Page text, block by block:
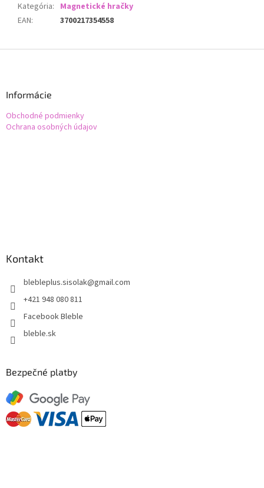
Kategória: Magnetické hračky
EAN: 3700217354558
Informácie
Obchodné podmienky
Ochrana osobných údajov
Kontakt
blebleplus.sisolak@gmail.com
+421 948 080 811
Facebook Bleble
bleble.sk
Bezpečné platby